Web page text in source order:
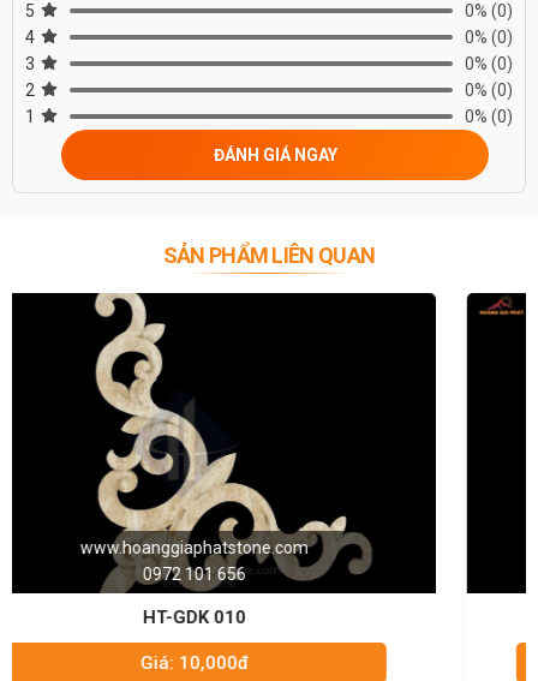
5 0% (0)
4
0% (0)
3
0% (0)
2
0% (0)
1
0% (0)
ĐÁNH GIÁ NGAY
SẢN PHẨM LIÊN QUAN
www.hoanggiaphatstone.com
0972 101 656